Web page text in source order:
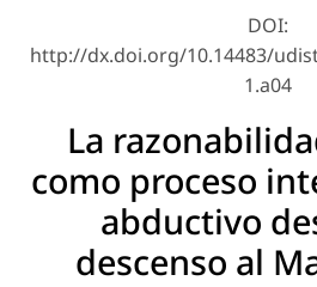
DOI:
http://dx.doi.org/10.14483/
1.a04
La
como proceso
abductivo
descenso al